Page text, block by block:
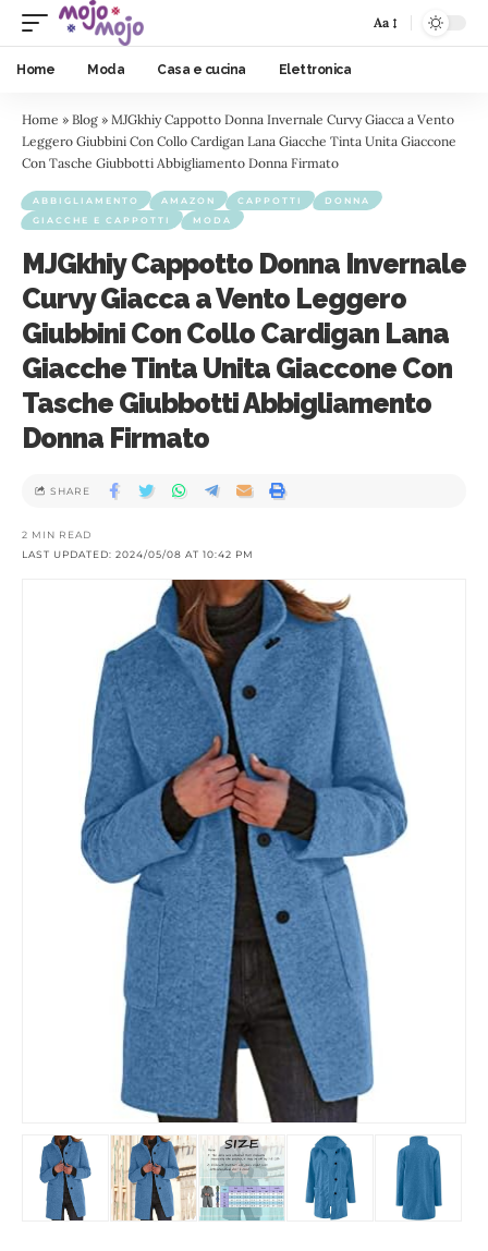
Aa
Home Moda Casa e cucina Elettronica
Home » Blog » MJGkhiy Cappotto Donna Invernale Curvy Giacca a Vento
Leggero Giubbini Con Collo Cardigan Lana Giacche Tinta Unita Giaccone
Con Tasche Giubbotti Abbigliamento Donna Firmato
ABBIGLIAMENTO AMAZON CAPPOTTI
DONNA
GIACCHE E CAPPOTTI
MODA
MJGkhiy Cappotto Donna Invernale
Curvy Giacca a Vento Leggero
Giubbini Con Collo Cardigan Lana
Giacche Tinta Unita Giaccone Con
Tasche Giubbotti Abbigliamento
Donna Firmato
LAST UPDATED: 2024/05/08 AT 10:42 PM
2 MIN READ
SHARE